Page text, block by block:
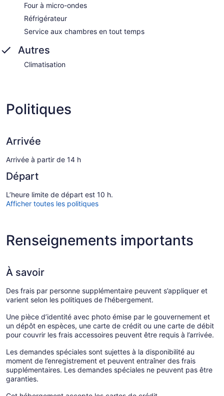
Four à micro-ondes
Réfrigérateur
Service aux chambres en tout temps
Autres
Climatisation
Politiques
Arrivée
Arrivée à partir de 14 h
Départ
L’heure limite de départ est 10 h.
Afficher toutes les politiques
Renseignements importants
À savoir
Des frais par personne supplémentaire peuvent s’appliquer et
varient selon les politiques de l’hébergement.
Une pièce d’identité avec photo émise par le gouvernement et
un dépôt en espèces, une carte de crédit ou une carte de débit
pour couvrir les frais accessoires peuvent être requis à l’arrivée.
Les demandes spéciales sont sujettes à la disponibilité au
moment de l’enregistrement et peuvent entraîner des frais
supplémentaires. Les demandes spéciales ne peuvent pas être
garanties.